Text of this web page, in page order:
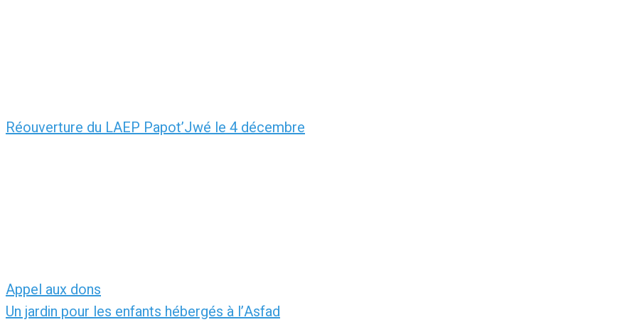
Réouverture du LAEP Papot’Jwé le 4 décembre
Appel aux dons
Un jardin pour les enfants hébergés à l’Asfad